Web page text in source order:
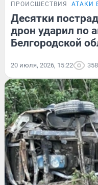
ПРОИСШЕСТВИЯ АТАКИ
Десятки
дрон ударил по
Белгородской
20 июля, 2026, 15:22 358